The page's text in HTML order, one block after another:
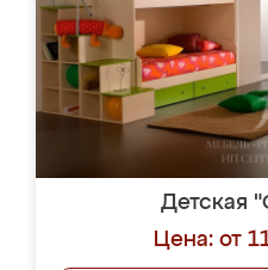
Детская
Цена: от